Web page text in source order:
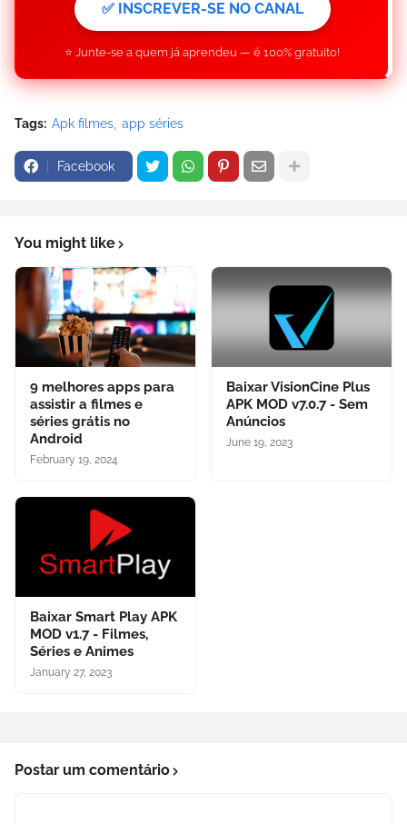
✅ INSCREVER-SE NO CANAL
⭐ Junte-se a quem já aprendeu — é 100% gratuito!
Tags: Apk filmes app séries
Facebook
You might like
9 melhores apps para
assistir a filmes e
séries grátis no
Android
February 19, 2024
Baixar VisionCine Plus
APK MOD v7.0.7 - Sem
Anúncios
June 19, 2023
Baixar Smart Play APK
MOD v1.7 - Filmes,
Séries e Animes
January 27, 2023
Postar um comentário